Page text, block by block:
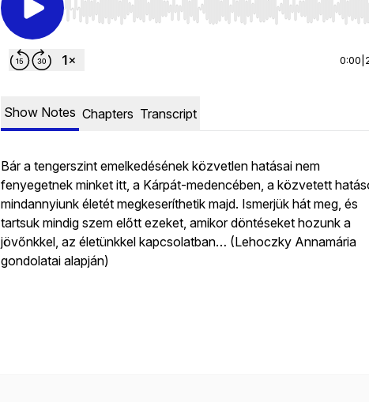
Use Left/Right to seek, Home/End to jump to start or
0:00
Show Notes Chapters Transcript
Bár a tengerszint emelkedésének közvetlen hatásai nem
fenyegetnek minket itt, a Kárpát-medencében, a közvetett
mindannyiunk életét megkeseríthetik majd. Ismerjük hát meg, és
tartsuk mindig szem előtt ezeket, amikor döntéseket hozunk a
jövőnkkel, az életünkkel kapcsolatban… (Lehoczky Annamária
gondolatai alapján)